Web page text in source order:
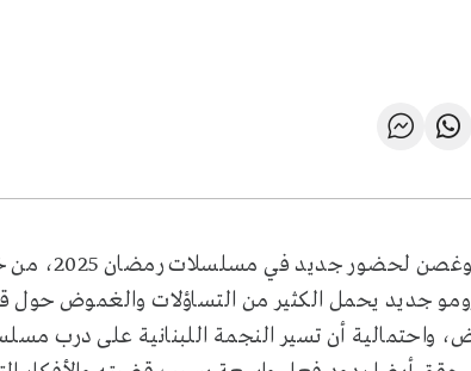
تستعد
جديد يحمل الكثير من التساؤلات والغموض
واحتمالية أن تسير النجمة اللبنانية على درب